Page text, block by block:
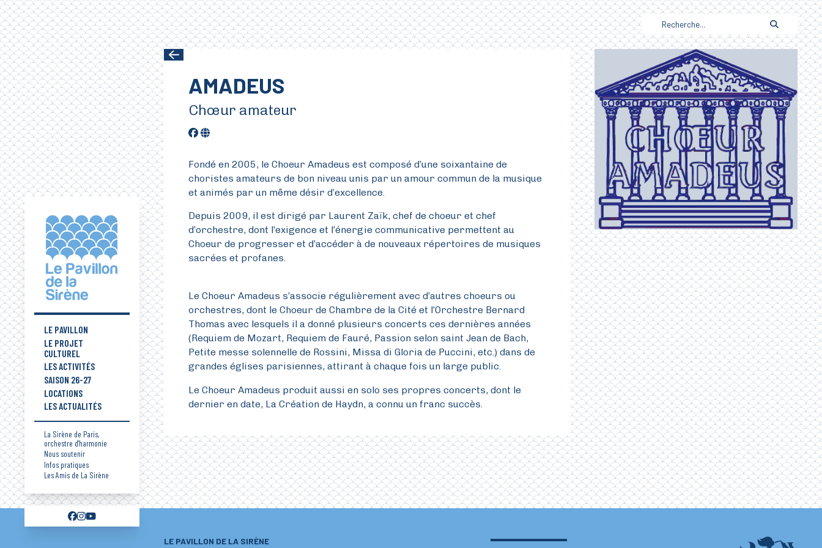
Aller au contenu principal
LE PAVILLON
LE PROJET
CULTUREL
LES ACTIVITÉS
SAISON 26-27
LOCATIONS
LES ACTUALITÉS
La Sirène de Paris,
orchestre d'harmonie
Nous soutenir
Infos pratiques
Les Amis de La Sirène
AMADEUS
Chœur amateur
Fondé en 2005, le Choeur Amadeus est composé d’une soixantaine de
choristes amateurs de bon niveau unis par un amour commun de la musique
et animés par un même désir d’excellence.
Depuis 2009, il est dirigé par Laurent Zaïk, chef de choeur et chef
d’orchestre, dont l’exigence et l’énergie communicative permettent au
Choeur de progresser et d’accéder à de nouveaux répertoires de musiques
sacrées et profanes.
Le Choeur Amadeus s’associe régulièrement avec d’autres choeurs ou
orchestres, dont le Choeur de Chambre de la Cité et l’Orchestre Bernard
Thomas avec lesquels il a donné plusieurs concerts ces dernières années
(Requiem de Mozart, Requiem de Fauré, Passion selon saint Jean de Bach,
Petite messe solennelle de Rossini, Missa di Gloria de Puccini, etc.) dans de
grandes églises parisiennes, attirant à chaque fois un large public.
Le Choeur Amadeus produit aussi en solo ses propres concerts, dont le
dernier en date, La Création de Haydn, a connu un franc succès.
LE PAVILLON DE LA SIRÈNE